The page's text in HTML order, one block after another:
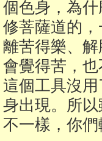
個色身，為
修菩薩道的
離苦得樂、
會覺得苦，
這個工具沒
身出現。所
不一樣，你